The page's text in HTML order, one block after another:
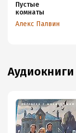
Пустые
комнаты
Алекс Палвин
аудиокниги